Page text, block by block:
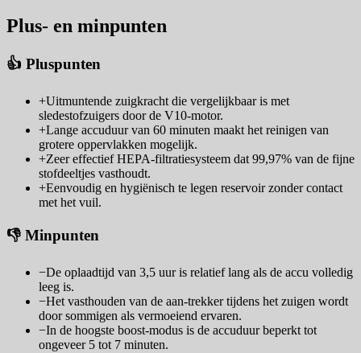
Plus- en minpunten
👍 Pluspunten
+Uitmuntende zuigkracht die vergelijkbaar is met
sledestofzuigers door de V10-motor.
+Lange accuduur van 60 minuten maakt het reinigen van
grotere oppervlakken mogelijk.
+Zeer effectief HEPA-filtratiesysteem dat 99,97% van de fijne
stofdeeltjes vasthoudt.
+Eenvoudig en hygiënisch te legen reservoir zonder contact
met het vuil.
👎 Minpunten
−De oplaadtijd van 3,5 uur is relatief lang als de accu volledig
leeg is.
−Het vasthouden van de aan-trekker tijdens het zuigen wordt
door sommigen als vermoeiend ervaren.
−In de hoogste boost-modus is de accuduur beperkt tot
ongeveer 5 tot 7 minuten.